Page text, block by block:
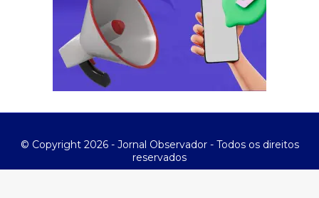
© Copyright 2026 - Jornal Observador - Todos os direitos
reservados